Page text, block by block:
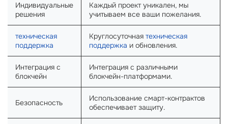
Индивидуальные
решения
Каждый проект уникален, мы
учитываем все ваши пожелания.
техническая
поддержка
Круглосуточная техническая
поддержка и обновления.
Интеграция с
блокчейн
Интеграция с различными
блокчейн-платформами.
Безопасность
Использование смарт-контрактов
обеспечивает защиту.